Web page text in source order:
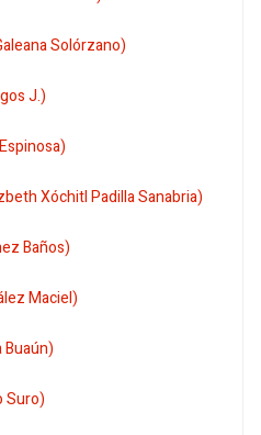
Solórzano)
J.)
Xóchitl Padilla Sanabria)
Baños)
Maciel)
Suro)